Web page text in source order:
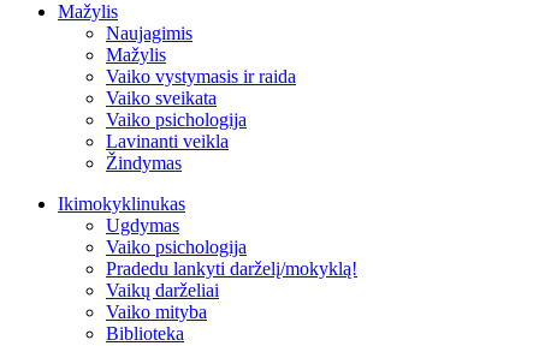
Mažylis
Naujagimis
Mažylis
Vaiko vystymasis ir raida
Vaiko sveikata
Vaiko psichologija
Lavinanti veikla
Žindymas
Ikimokyklinukas
Ugdymas
Vaiko psichologija
Pradedu lankyti darželį/mokyklą!
Vaikų darželiai
Vaiko mityba
Biblioteka